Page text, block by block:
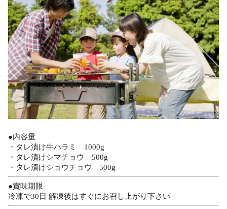
●内容量
・タレ漬け牛ハラミ 1000g
・タレ漬けシマチョウ 500g
・タレ漬けショウチョウ 500g
●賞味期限
冷凍で30日 解凍後はすぐにお召し上がり下さい